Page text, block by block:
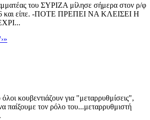
του ΣΥΡΙΖΑ μίλησε σήμερα στον ρ/φ
και είπε. -ΠΟΤΕ ΠΡΕΠΕΙ ΝΑ ΚΛΕΙΣΕΙ Η
›»
κουβεντιάζουν για "μεταρρυθμίσεις",
παίξουμε τον ρόλο του...μεταρρυθμιστή